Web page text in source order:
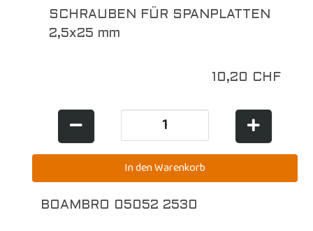
SCHRAUBEN FÜR SPANPLATTEN
2,5x25 mm
10,20 CHF
BOAMBRO 05052 2530